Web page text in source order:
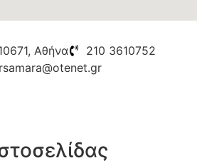
Αθήνα
210 3610752